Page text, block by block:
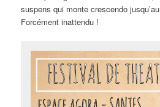
suspens qui monte crescendo
Forcément inattendu !